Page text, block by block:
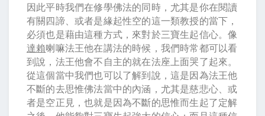
因此平時我們在修學佛法的同時，尤其是你在閱讀
有關四諦、或者是緣起性空的這一類教授的當下，
必須也是藉由這種方式，來對於三寶生起信心。像
達賴喇嘛法王他在講法的時候，我們時常都可以看
到說，法王他會不自主的就在法座上面哭了起來。
從這個當中我們也可以了解到說，這是因為法王他
不斷的去思惟佛法當中的內涵，尤其是慈悲心、或
者是空正見，也就是因為不斷的思惟而生起了定解